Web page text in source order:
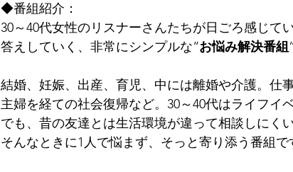
◆番組紹介：
30～40代女性のリスナーさんたちが日ごろ感じて
答えしていく、非常にシンプルな“お悩み解決番組
結婚、妊娠、出産、育児、中には離婚や介護。仕
主婦を経ての社会復帰など。30～40代はライフイ
でも、昔の友達とは生活環境が違って相談しにくい
そんなときに1人で悩まず、そっと寄り添う番組で